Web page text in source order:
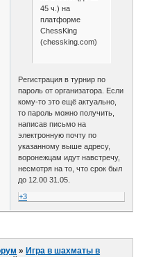
45 ч.) на
платформе
ChessKing
(chessking.com)
Регистрация в турнир по
пароль от организатора. Если
кому-то это ещё актуально,
то пароль можно получить,
написав письмо на
электронную почту по
указанному выше адресу,
воронежцам идут навстречу,
несмотря на то, что срок был
до 12.00 31.05.
+3
»Игра в шахматы в